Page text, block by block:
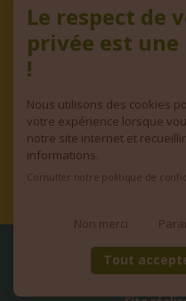
© copyright 2026 | Tous
Le respect de
privée est
!
Nous utilisons des cookies
votre expérience lorsque
notre site internet et
informations.
Consulter notre politique de
Non merci
Tout